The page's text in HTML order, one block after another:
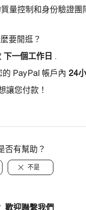
量控制和身份驗證團
要閒逛？
下一個工作日
的 PayPal 帳戶內 24
讓您付款！
否有幫助？
不是
歡迎聯繫我們